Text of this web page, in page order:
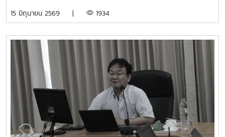
ไปคณะวิศวกรรมและอุตสาหกรรมเกษตร ขอร่วมชื่นชมและภาค
นักศึกษา ที่สามารถต่อยอดองค์ความรู้สู่การสร้างนวัตกรรมและ
การเป็นผู้ประกอบการแห่งอนาคตได้อย่างโดดเด่นCr:อุทยาน
วิทยาศาสตร์เทคโนโลยีเกษตรและอาหาร Maejo Agro Food
Park
(MAP)https://www.facebook.com/share/18ZhSJ8uJx/
ดร.พิไลวรรณ พรประสิทธ์ ผู้ช่วยคณบดีฝ่ายบริหารและเทคโนโลยี
หลักสูตรวิศวกรรมศาสตรบัณฑิต สาขาวิศวกรรมอาหารเข้าร่วม
การอบรมเชิงปฏิบัติการ "SIPOC Model กับการบริหารจัดการ
การดำเนินการตามเกณฑ์ EdPEx" ใน วันที่ 12-13 พฤษภาคม
2569 ที่โรงแรมยูนิมมาน โดย ได้รับเกียรติจาก "ผู้ช่วย
ศาสตราจารย์ ดร.สุภัทร พัฒน์วิชัยโชติ" คณะวิศวกรรมศาสตร์
มหาวิทยาลัยเกษตรศาสตร์ เป็นวิทยากรการอบรมครั้งนี้ช่วยส่ง
เสริมให้บุคลากรนำความรู้ที่ได้ ใช้ในการวิเคราะห์ วางระบบและ
เชื่อมโยงกระบวนการ เพื่อมุ่งสู่ความเป็นเลิศขององค์กร
15 มิถุนายน 2569 | 1934